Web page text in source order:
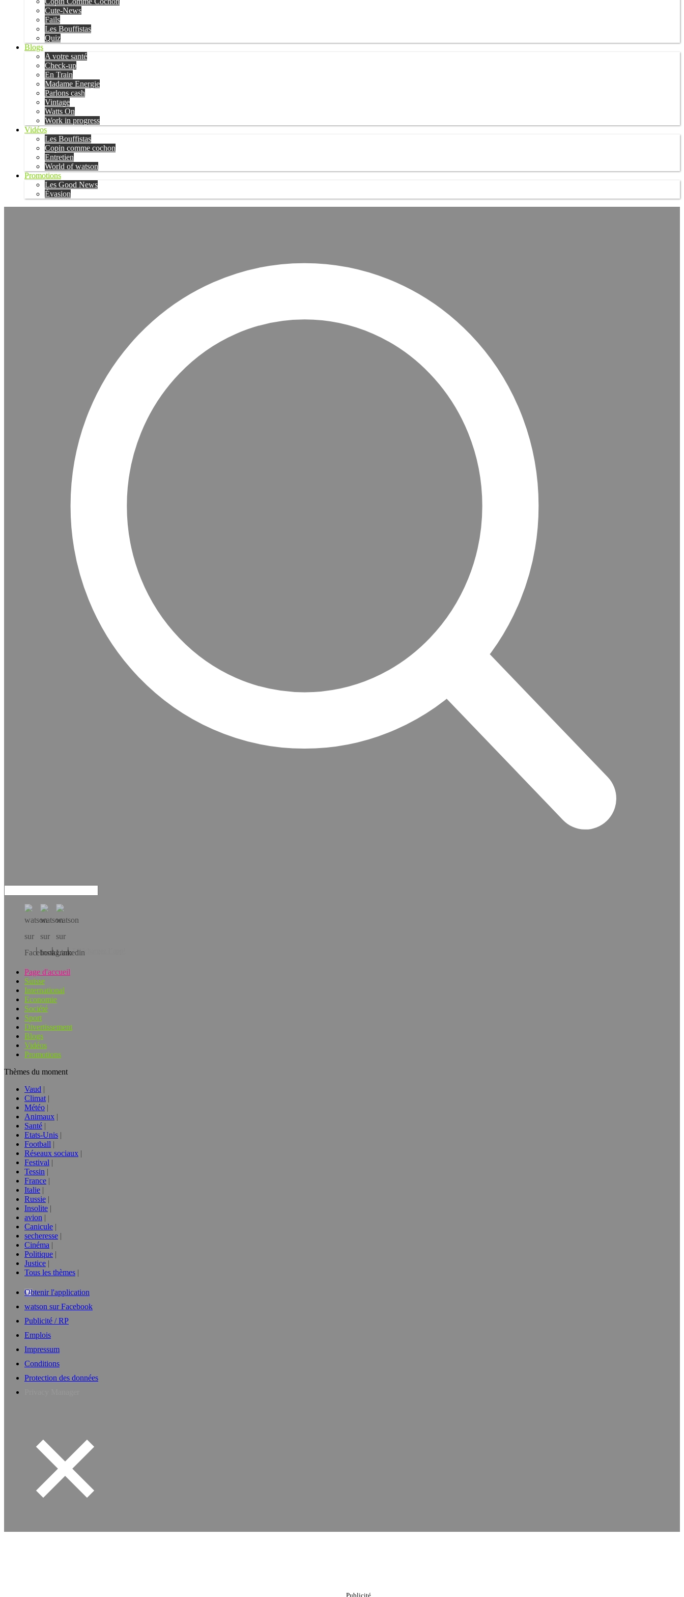
Cute-News
Fails
Les Bouffistas
Quiz
Blogs
A votre santé
Check-up
En Train
Madame Energie
Parlons cash
Vintage
Watts On
Work in progress
Vidéos
Les Bouffistas
Copin comme cochon
Entretien
World of watson
Promotions
Les Good News
Évasion
Téléchargez l’app!
Page d'accueil
Suisse
International
Economie
Société
Sport
Divertissement
Blogs
Vidéos
Promotions
Thèmes du moment
Vaud
Climat
Météo
Animaux
Santé
Etats-Unis
Football
Réseaux sociaux
Festival
Tessin
France
Italie
Russie
Insolite
avion
Canicule
secheresse
Cinéma
Politique
Justice
Tous les thèmes
Obtenir l'application
watson sur Facebook
Publicité / RP
Emplois
Impressum
Conditions
Protection des données